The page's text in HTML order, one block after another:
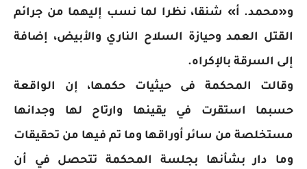
و«محمد. أ» شنقا، نظرا لما نسب إليهما من جرائم
القتل العمد وحيازة السلاح الناري والأبيض، إضافة
إلى السرقة بالإكراه.
وقالت المحكمة فى حيثيات حكمها، إن الواقعة
حسبما استقرت في يقينها وارتاح لها وجدانها
مستخلصة من سائر أوراقها وما تم فيها من تحقيقات
وما دار بشأنها بجلسة المحكمة تتحصل في أن